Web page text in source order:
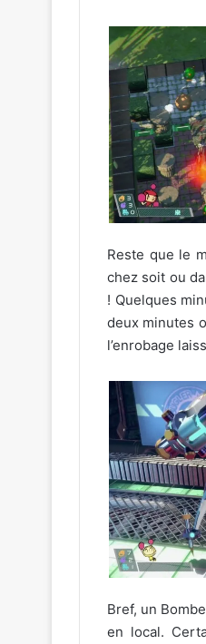
Reste que le
chez soit ou
! Quelques
deux minutes
l’enrobage
Bref, un
en local.